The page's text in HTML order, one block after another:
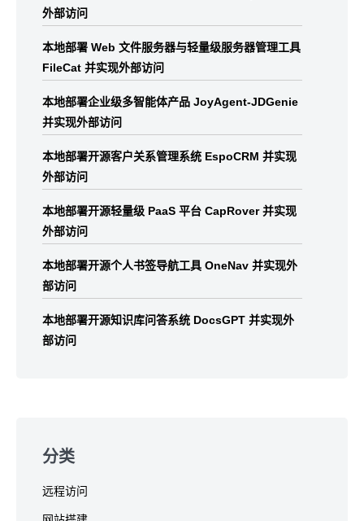
外部访问
本地部署 Web 文件服务器与轻量级服务器管理工具
FileCat 并实现外部访问
本地部署企业级多智能体产品 JoyAgent-JDGenie
并实现外部访问
本地部署开源客户关系管理系统 EspoCRM 并实现
外部访问
本地部署开源轻量级 PaaS 平台 CapRover 并实现
外部访问
本地部署开源个人书签导航工具 OneNav 并实现外
部访问
本地部署开源知识库问答系统 DocsGPT 并实现外
部访问
分类
远程访问